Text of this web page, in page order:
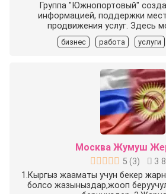
Группа "Южнопортовый"
информацией, поддержки
продвижения услуг. Здесь
бизнес работа услуги
Москва Жумуш
5 (3)
3
1.Кыргыз жааматы учун бекер
болсо жазыныздар,жооп